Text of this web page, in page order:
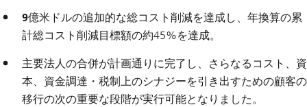
9億米ドルの追加的な総コスト削減を達成し、年換算の累
計総コスト削減目標額の約45%を達成。
主要法人の合併が計画通りに完了 し、さらなるコスト、資
本、資金調達・税制上のシナジーを引き出すための顧客の
移行の次の重要な段階が実行可能となりました。